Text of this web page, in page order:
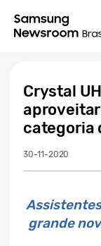
Crystal
categoria
30-11-2020
grande